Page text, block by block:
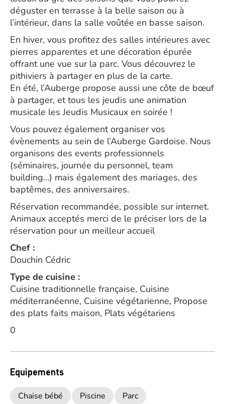
déguster en terrasse à la belle saison ou à
l’intérieur, dans la salle voûtée en basse saison.
En hiver, vous profitez des salles intérieures avec
pierres apparentes et une décoration épurée
offrant une vue sur la parc. Vous découvrez le
pithiviers à partager en plus de la carte.
En été, l’Auberge propose aussi une côte de bœuf
à partager, et tous les jeudis une animation
musicale les Jeudis Musicaux en soirée !
Vous pouvez également organiser vos
évènements au sein de l’Auberge Gardoise. Nous
organisons des events professionnels
(séminaires, journée du personnel, team
building…) mais également des mariages, des
baptêmes, des anniversaires.
Réservation recommandée, possible sur internet.
Animaux acceptés merci de le préciser lors de la
réservation pour un meilleur accueil
Chef :
Douchin Cédric
Type de cuisine :
Cuisine traditionnelle française, Cuisine
méditerranéenne, Cuisine végétarienne, Propose
des plats faits maison, Plats végétariens
0
Equipements
Chaise bébé Piscine
Parc